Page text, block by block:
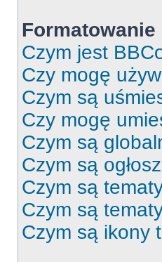
Czym jest
Czy mogę
Czym są
Czy mogę
Czym są
Czym są
Czym są
Czym są
Czym są ikony